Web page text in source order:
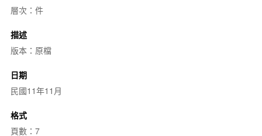
層次：件
描述
版本：原檔
日期
民國11年11月
格式
頁數：7